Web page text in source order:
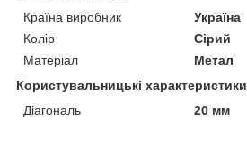
Країна виробник
Україна
Колір
Сірий
Матеріал
Метал
Користувальницькі характеристики
Діагональ
20 мм